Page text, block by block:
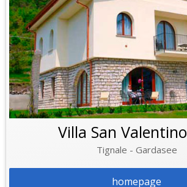
Villa San Valentino
Tignale - Gardasee
homepage